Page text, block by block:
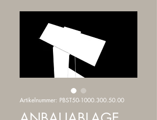
Artikelnummer: PBST50-1000.300.50.00